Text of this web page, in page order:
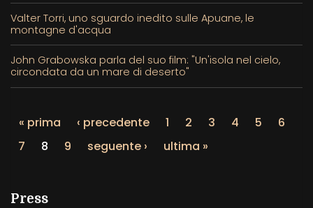
Valter Torri, uno sguardo inedito sulle Apuane, le
montagne d'acqua
John Grabowska parla del suo film: "Un'isola nel cielo,
circondata da un mare di deserto"
« prima ‹ precedente 1 2 3 4 5
6
7
8 9 seguente › ultima »
Press